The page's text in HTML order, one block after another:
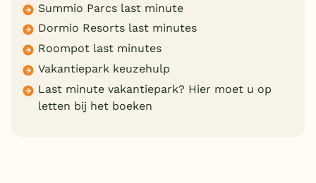
Summio Parcs last minute
Dormio Resorts last minutes
Roompot last minutes
Vakantiepark keuzehulp
Last minute vakantiepark? Hier moet u op
letten bij het boeken